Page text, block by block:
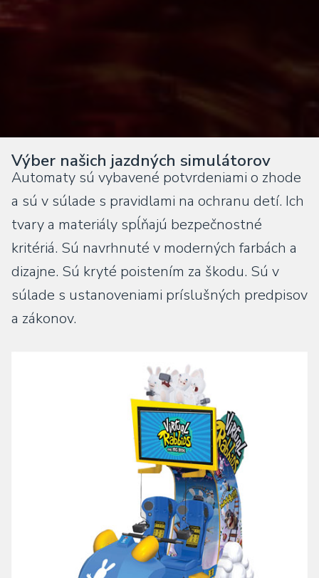
Výber našich jazdných simulátorov
Automaty sú vybavené potvrdeniami o zhode
a sú v súlade s pravidlami na ochranu detí. Ich
tvary a materiály spĺňajú bezpečnostné
kritériá. Sú navrhnuté v moderných farbách a
dizajne. Sú kryté poistením za škodu. Sú v
súlade s ustanoveniami príslušných predpisov
a zákonov.